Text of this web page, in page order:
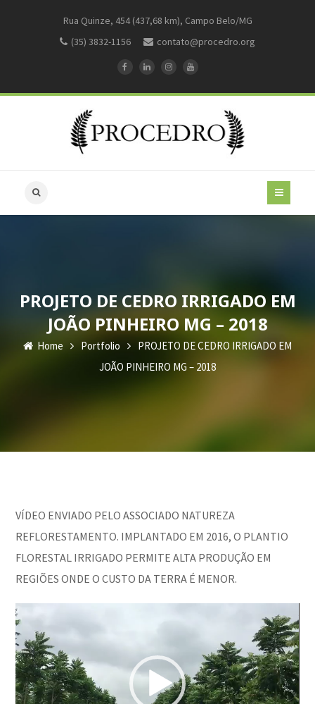
Rua Quinze, 454 (437,68 km), Campo Belo/MG
(35) 3832-1156
contato@procedro.org
PROJETO DE CEDRO IRRIGADO EM
JOÃO PINHEIRO MG – 2018
Home Portfolio
PROJETO DE CEDRO IRRIGADO EM
JOÃO PINHEIRO MG – 2018
VÍDEO ENVIADO PELO ASSOCIADO NATUREZA
REFLORESTAMENTO. IMPLANTADO EM 2016, O PLANTIO
FLORESTAL IRRIGADO PERMITE ALTA PRODUÇÃO EM
REGIÕES ONDE O CUSTO DA TERRA É MENOR.
Tocador
de
vídeo